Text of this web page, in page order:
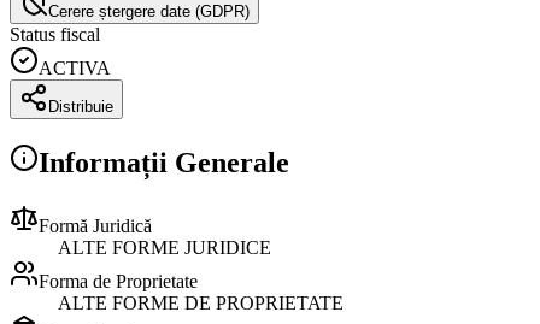
Cerere ștergere date (GDPR)
Status fiscal
ACTIVA
Distribuie
Informații Generale
Formă Juridică
ALTE FORME JURIDICE
Forma de Proprietate
ALTE FORME DE PROPRIETATE